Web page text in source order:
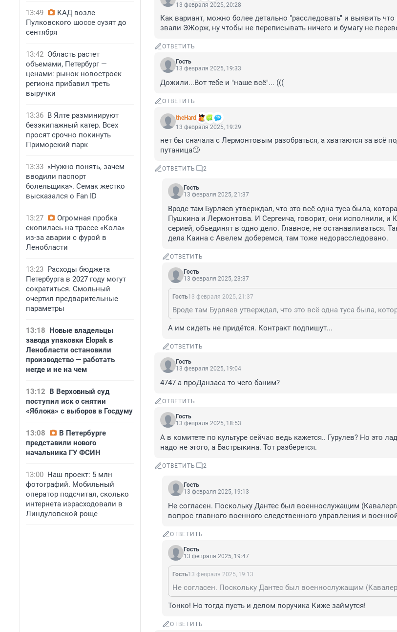
13:49
КАД возле
Пулковского шоссе сузят до
сентября
13:42 Область растет
объемами, Петербург —
ценами: рынок новостроек
региона прибавил треть
выручки
13:36 В Ялте разминируют
безэкипажный катер. Всех
просят срочно покинуть
Приморский парк
13:33 «Нужно понять, зачем
вводили паспорт
болельщика». Семак жестко
высказался о Fan ID
13:27
Огромная пробка
скопилась на трассе «Кола»
из-за аварии с фурой в
Ленобласти
13:23 Расходы бюджета
Петербурга в 2027 году могут
сократиться. Смольный
очертил предварительные
параметры
13:18 Новые владельцы
завода упаковки Elopak в
Ленобласти остановили
производство — работать
негде и не на чем
13:12 В Верховный суд
поступил иск о снятии
«Яблока» с выборов в Госдуму
13:08
В Петербурге
представили нового
начальника ГУ ФСИН
13:00 Наш проект: 5 млн
фотографий. Мобильный
оператор подсчитал, сколько
интернета израсходовали в
Линдуловской роще
13 февраля 2025, 20:28
Как вариант, можно более детально "расследовать" и выявить
звали ЭЖорж, ну чтобы не переписывать ничего и бумагу не
ОТВЕТИТЬ
Гость
13 февраля 2025, 19:33
Дожили...Вот тебе и "наше всё"... (((
ОТВЕТИТЬ
theHard
13 февраля 2025, 19:29
нет бы сначала с Лермонтовым разобраться, а хватаются за всё
путаница🙄
ОТВЕТИТЬ 2
Гость
13 февраля 2025, 21:37
Вроде там Бурляев утверждал, что это всё одна туса была,
Пушкина и Лермонтова. И Сергеича, говорит, они исполнили, и
серией, объединят в одно дело. Главное, не останавливаться.
дела Каина с Авелем доберемся, там тоже недорасследовано.
ОТВЕТИТЬ
Гость
13 февраля 2025, 23:37
Гость13 февраля 2025, 21:37
А им сидеть не придётся. Контракт подпишут...
ОТВЕТИТЬ
Гость
13 февраля 2025, 19:04
4747 а проДанзаса то чего баним?
ОТВЕТИТЬ
Гость
13 февраля 2025, 18:53
А в комитете по культуре сейчас ведь кажется.. Гурулев? Но это
надо не этого, а Бастрыкина. Тот разберется.
ОТВЕТИТЬ 2
Гость
13 февраля 2025, 19:13
Не согласен. Поскольку Дантес был военнослужащим
вопрос главного военного следственного управления и
ОТВЕТИТЬ
Гость
13 февраля 2025, 19:47
Гость13 февраля 2025, 19:13
Тонко! Но тогда пусть и делом поручика Киже займутся!
ОТВЕТИТЬ